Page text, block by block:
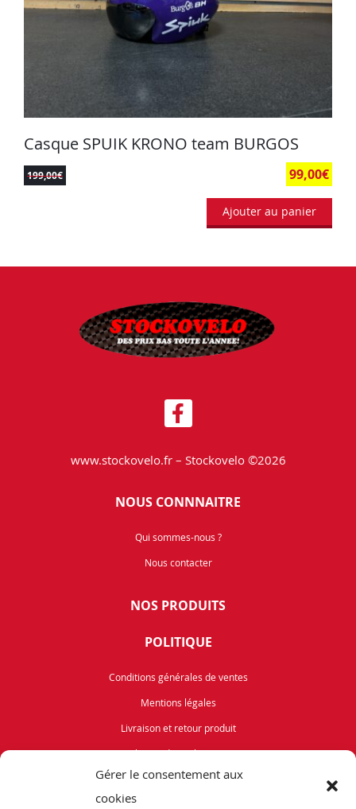
Gérer le consentement aux
cookies
Casque SPUIK KRONO team BURGOS
199,00€ 99,00€
Ajouter au panier
www.stockovelo.fr – Stockovelo ©2026
NOUS CONNNAITRE
Qui sommes-nous ?
Nous contacter
NOS PRODUITS
POLITIQUE
Conditions générales de ventes
Mentions légales
Livraison et retour produit
Politique de cookies (UE)